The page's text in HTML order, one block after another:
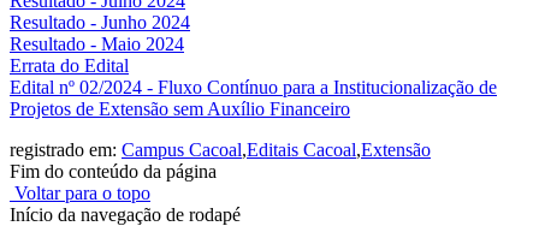
Resultado - Junho 2024
Resultado - Maio 2024
Errata do Edital
Edital nº 02/2024 - Fluxo Contínuo para a Institucionalização de
Projetos de Extensão sem Auxílio Financeiro
registrado em: Campus Cacoal,Editais Cacoal,Extensão
Fim do conteúdo da página
Voltar para o topo
Início da navegação de rodapé